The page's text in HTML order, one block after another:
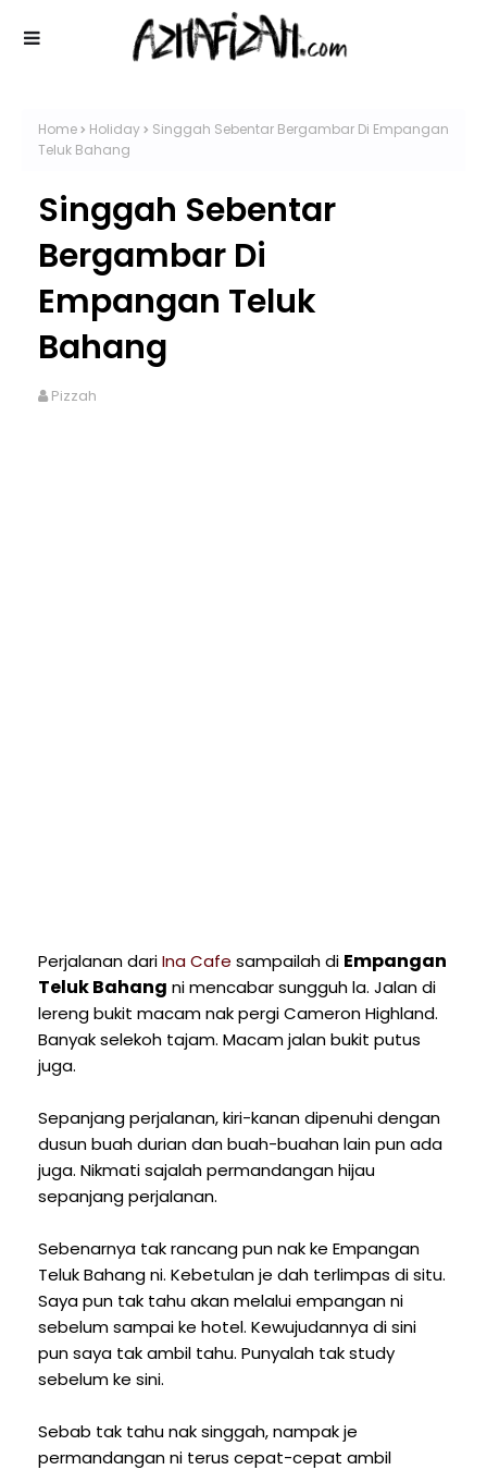
Home Holiday
Singgah Sebentar Bergambar Di Empangan
Teluk Bahang
Singgah Sebentar
Bergambar Di
Empangan Teluk
Bahang
Pizzah
Perjalanan dariIna Cafe sampailah di Empangan
Teluk Bahang ni mencabar sungguh la. Jalan di
lereng bukit macam nak pergi Cameron Highland.
Banyak selekoh tajam. Macam jalan bukit putus
juga.
Sepanjang perjalanan, kiri-kanan dipenuhi dengan
dusun buah durian dan buah-buahan lain pun ada
juga. Nikmati sajalah permandangan hijau
sepanjang perjalanan.
Sebenarnya tak rancang pun nak ke Empangan
Teluk Bahang ni. Kebetulan je dah terlimpas di situ.
Saya pun tak tahu akan melalui empangan ni
sebelum sampai ke hotel. Kewujudannya di sini
pun saya tak ambil tahu. Punyalah tak study
sebelum ke sini.
Sebab tak tahu nak singgah, nampak je
permandangan ni terus cepat-cepat ambil